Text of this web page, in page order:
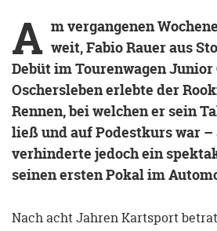
A m vergangenen
weit, Fabio Rauer aus
Debüt im Tourenwagen Junior
Oschersleben erlebte der
Rennen, bei welchen er sein
ließ und auf Podestkurs war –
verhinderte jedoch ein
seinen ersten Pokal im
Nach acht Jahren Kartsport